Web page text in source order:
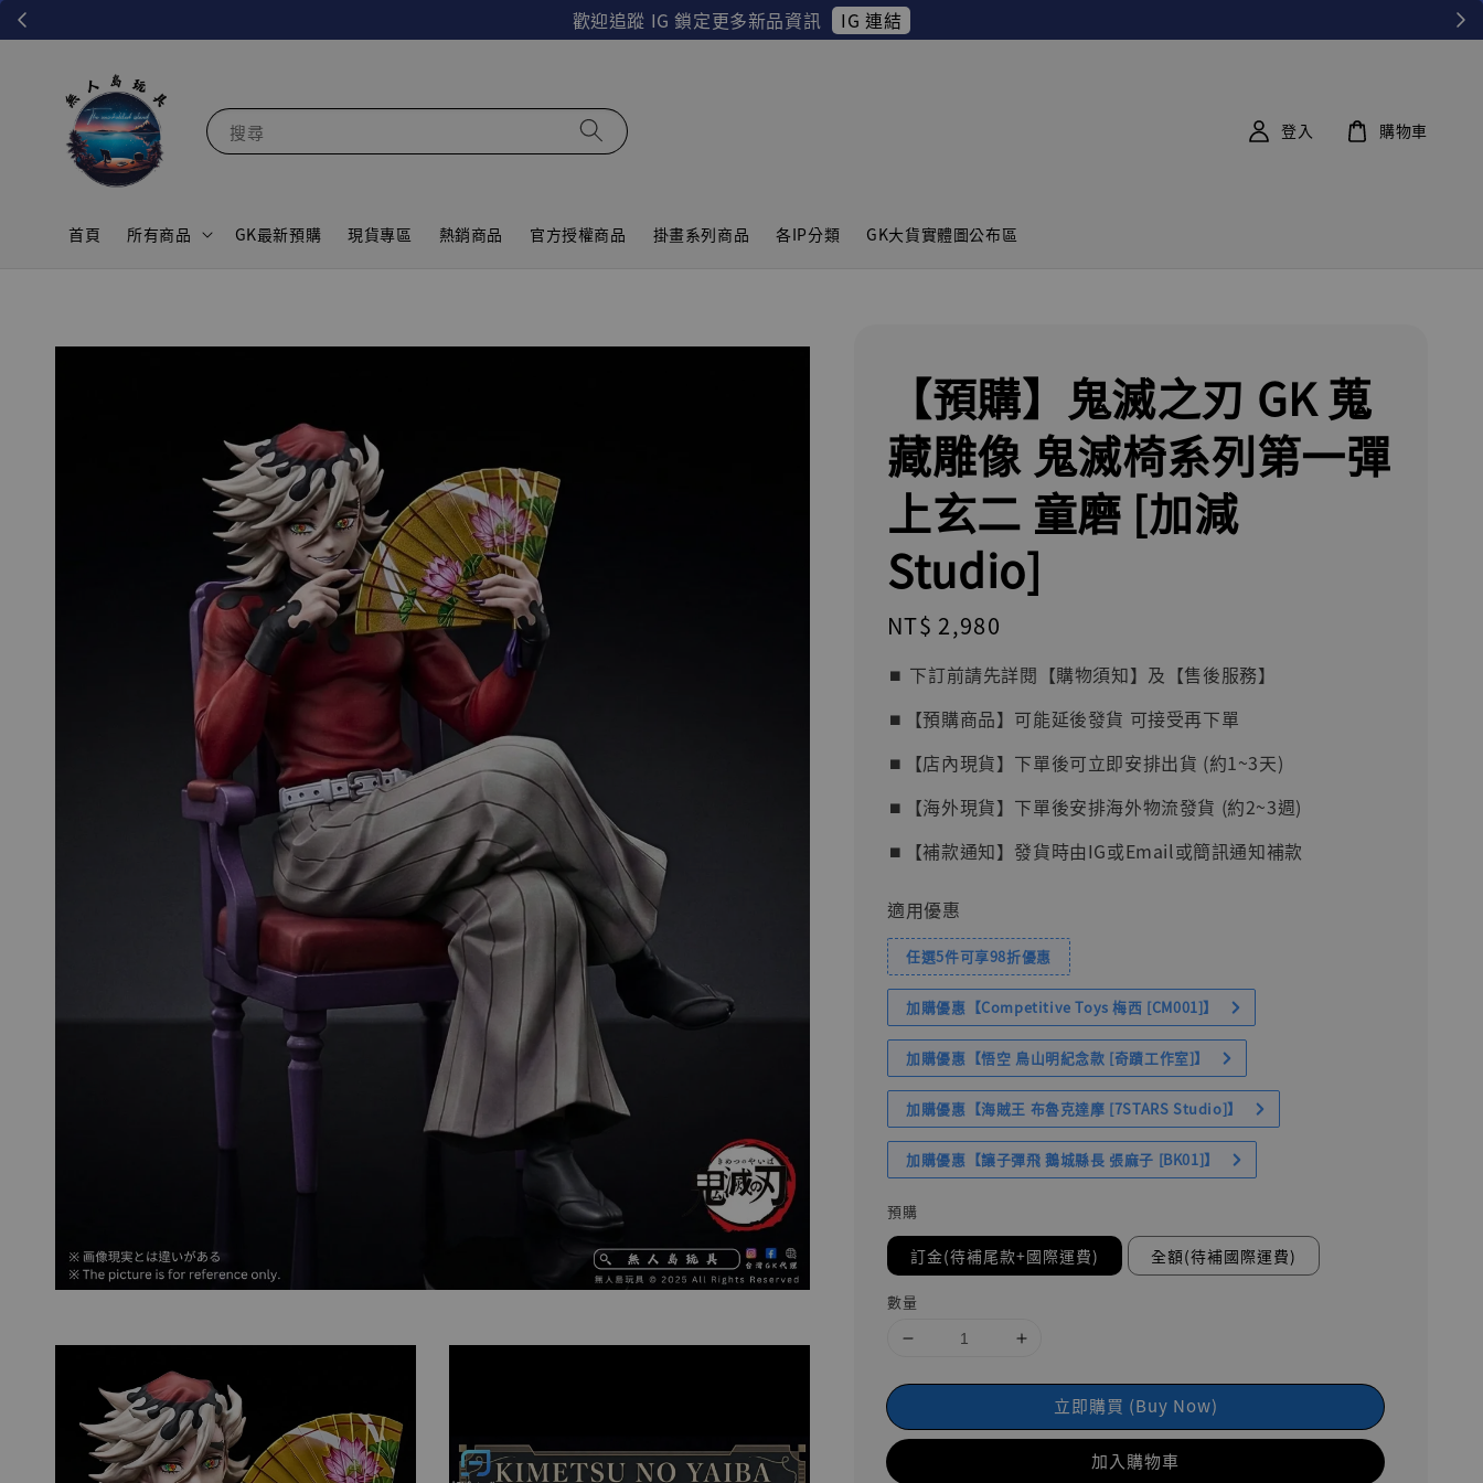
歡迎追蹤 IG 鎖定更多新品資訊 IG 連結
搜尋
首頁 所有商品 GK最新預購 現貨專區 熱銷商品 官方授權商品 掛畫系列商品 各IP分類 GK大貨實體圖公布區
登入 購物車
【預購】鬼滅之刃 GK 蒐
藏雕像 鬼滅椅系列第一彈
上玄二 童磨 [加減
Studio]
Regular
price
NT$ 2,980
⏹︎ 下訂前請先詳閱【購物須知】及【售後服務】
⏹︎【預購商品】可能延後發貨 可接受再下單
⏹︎【店內現貨】下單後可立即安排出貨 (約1~3天)
⏹︎【海外現貨】下單後安排海外物流發貨 (約2~3週)
⏹︎【補款通知】發貨時由IG或Email或簡訊通知補款
適用優惠
任選5件可享98折優惠
加購優惠【Competitive Toys 梅西 [CM001]】
加購優惠【悟空 鳥山明紀念款 [奇蹟工作室]】
加購優惠【海賊王 布魯克達摩 [7STARS Studio]】
加購優惠【讓子彈飛 鵝城縣長 張麻子 [BK01]】
預購
訂金(待補尾款+國際運費) 全額(待補國際運費)
數量
立即購買 (Buy Now)
加入購物車